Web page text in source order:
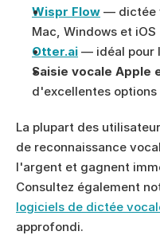
Wispr Flow — dictée
Mac, Windows et iOS
Otter.ai — idéal pour
Saisie vocale Apple
d'excellentes
La plupart des
de reconnaissance
l'argent et gagnent
Consultez également
logiciels de dictée
approfondi.